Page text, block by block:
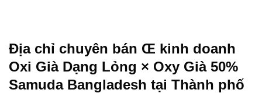
Địa chỉ chuyên bán Œ kinh doanh
Oxi Già Dạng Lỏng × Oxy Già 50%
Samuda Bangladesh tại Thành phố